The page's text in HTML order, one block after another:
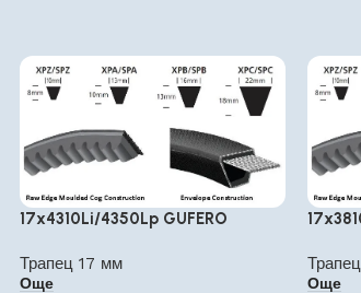
17x4310Li/4350Lp GUFERO
Трапец 17 мм
Още Още